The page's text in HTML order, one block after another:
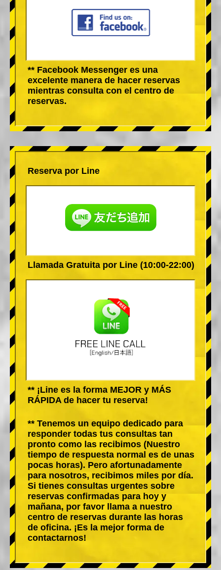
** Facebook Messenger es una
excelente manera de hacer reservas
mientras consulta con el centro de
reservas.
Reserva por Line
Llamada Gratuita por Line (10:00-22:00)
** ¡Line es la forma MEJOR y MÁS
RÁPIDA de hacer tu reserva!
** Tenemos un equipo dedicado para
responder todas tus consultas tan
pronto como las recibimos (Nuestro
tiempo de respuesta normal es de unas
pocas horas). Pero afortunadamente
para nosotros, recibimos miles por día.
Si tienes consultas urgentes sobre
reservas confirmadas para hoy y
mañana, por favor llama a nuestro
centro de reservas durante las horas
de oficina. ¡Es la mejor forma de
contactarnos!